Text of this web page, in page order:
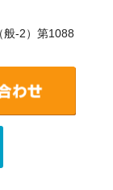
-2）第1088